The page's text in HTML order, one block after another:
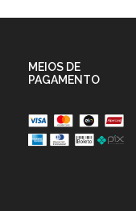
MEIOS DE
PAGAMENTO